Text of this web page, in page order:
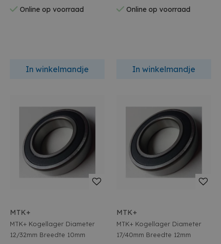
Online op voorraad
In winkelmandje
Online op voorraad
In winkelmandje
MTK+
MTK+ Kogellager Diameter
12/32mm Breedte 10mm
MTK+
MTK+ Kogellager Diameter
17/40mm Breedte 12mm